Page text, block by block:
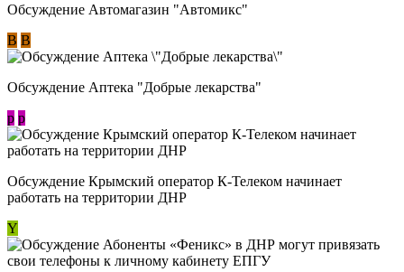
Обсуждение Автомагазин "Автомикс"
В В
Обсуждение Аптека "Добрые лекарства"
p p
Обсуждение Крымский оператор К-Телеком начинает
работать на территории ДНР
Y